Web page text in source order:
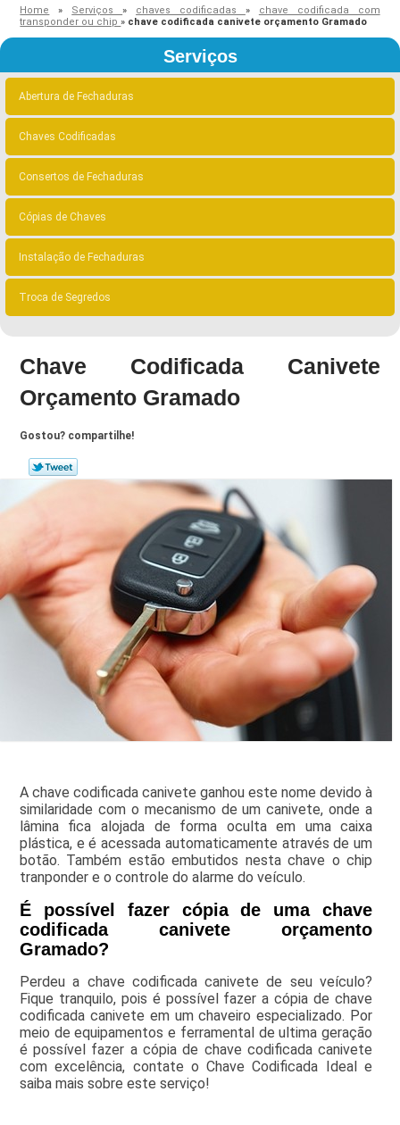
Home » Serviços» chaves codificadas » chave codificada com
transponder ou chip» chave codificada canivete orçamento Gramado
Serviços
Abertura de Fechaduras
Chaves Codificadas
Consertos de Fechaduras
Cópias de Chaves
Instalação de Fechaduras
Troca de Segredos
Chave Codificada Canivete
Orçamento Gramado
Gostou? compartilhe!
A chave codificada canivete ganhou este nome devido à
similaridade com o mecanismo de um canivete, onde a
lâmina fica alojada de forma oculta em uma caixa
plástica, e é acessada automaticamente através de um
botão. Também estão embutidos nesta chave o chip
tranponder e o controle do alarme do veículo.
É possível fazer cópia de uma chave
codificada canivete orçamento
Gramado?
Perdeu a chave codificada canivete de seu veículo?
Fique tranquilo, pois é possível fazer a cópia de chave
codificada canivete em um chaveiro especializado. Por
meio de equipamentos e ferramental de ultima geração
é possível fazer a cópia de chave codificada canivete
com excelência, contate o Chave Codificada Ideal e
saiba mais sobre este serviço!